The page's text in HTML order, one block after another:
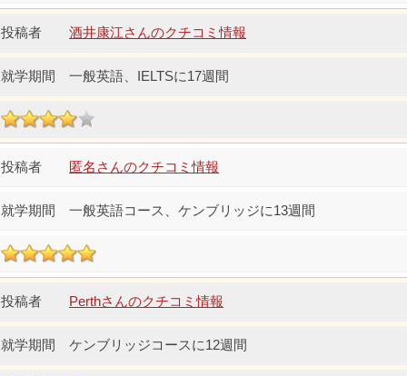
酒井康江さんのクチコミ情報
一般英語、IELTSに17週間
匿名さんのクチコミ情報
一般英語コース、ケンブリッジに13週間
Perthさんのクチコミ情報
ケンブリッジコースに12週間